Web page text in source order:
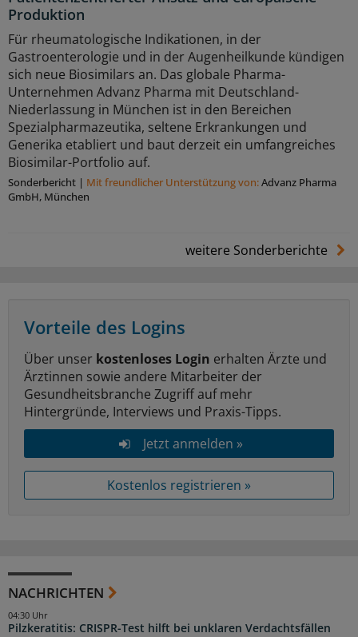
Produktion
Für rheumatologische Indikationen, in der
Gastroenterologie und in der Augenheilkunde kündigen
sich neue Biosimilars an. Das globale Pharma-
Unternehmen Advanz Pharma mit Deutschland-
Niederlassung in München ist in den Bereichen
Spezialpharmazeutika, seltene Erkrankungen und
Generika etabliert und baut derzeit ein umfangreiches
Biosimilar-Portfolio auf.
Sonderbericht | Mit freundlicher Unterstützung von:Advanz Pharma
GmbH, München
weitere Sonderberichte
Vorteile des Logins
Über unser kostenloses Login erhalten Ärzte und
Ärztinnen sowie andere Mitarbeiter der
Gesundheitsbranche Zugriff auf mehr
Hintergründe, Interviews und Praxis-Tipps.
Jetzt anmelden »
Kostenlos registrieren »
NACHRICHTEN
Pilzkeratitis: CRISPR-Test hilft bei unklaren Verdachtsfällen
04:30 Uhr